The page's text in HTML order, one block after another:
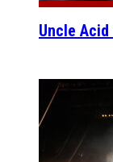
Uncle